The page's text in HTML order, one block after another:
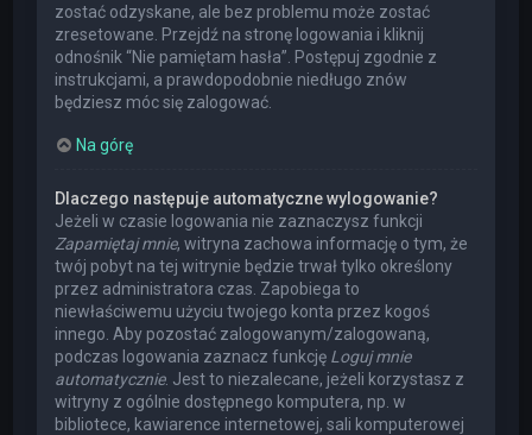
zostać odzyskane, ale bez problemu może zostać
zresetowane. Przejdź na stronę logowania i kliknij
odnośnik “Nie pamiętam hasła”. Postępuj zgodnie z
instrukcjami, a prawdopodobnie niedługo znów
będziesz móc się zalogować.
Na górę
Dlaczego następuje automatyczne wylogowanie?
Jeżeli w czasie logowania nie zaznaczysz funkcji
Zapamiętaj mnie, witryna zachowa informację o tym, że
twój pobyt na tej witrynie będzie trwał tylko określony
przez administratora czas. Zapobiega to
niewłaściwemu użyciu twojego konta przez kogoś
innego. Aby pozostać zalogowanym/zalogowaną,
podczas logowania zaznacz funkcję Loguj mnie
automatycznie. Jest to niezalecane, jeżeli korzystasz z
witryny z ogólnie dostępnego komputera, np. w
bibliotece, kawiarence internetowej, sali komputerowej